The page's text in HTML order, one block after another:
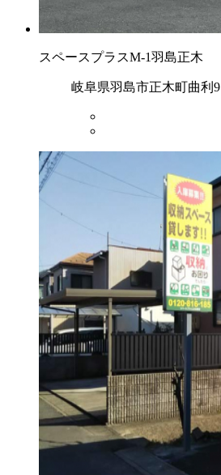
スペースプラスM-1羽島正木
岐阜県羽島市正木町曲利9